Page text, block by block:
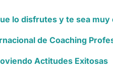
lo disfrutes y te sea
de Coaching
Actitudes Exitosas